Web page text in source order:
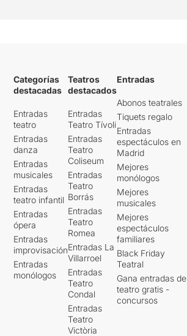
Categorías
destacadas
Entradas
teatro
Entradas
danza
Entradas
musicales
Entradas
teatro infantil
Entradas
ópera
Entradas
improvisación
Entradas
monólogos
Teatros
destacados
Entradas
Teatro Tívoli
Entradas
Teatro
Coliseum
Entradas
Teatro
Borrás
Entradas
Teatro
Romea
Entradas La
Villarroel
Entradas
Teatro
Condal
Entradas
Teatro
Victòria
Entradas
Abonos teatrales
Tiquets regalo
Entradas
espectáculos en
Madrid
Mejores
monólogos
Mejores
musicales
Mejores
espectáculos
familiares
Black Friday
Teatral
Gana entradas de
teatro gratis -
concursos